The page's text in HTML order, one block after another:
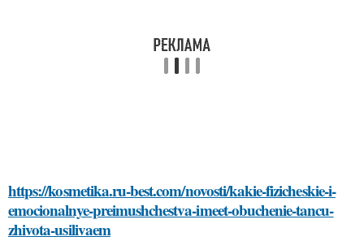
https://kosmetika.ru-best.com/novosti/kakie-fizicheskie-i-
emocionalnye-preimushchestva-imeet-obuchenie-tancu-
zhivota-usilivaem